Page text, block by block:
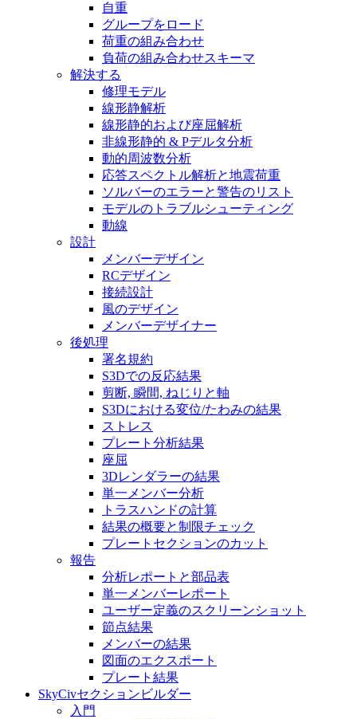
自重
グループをロード
荷重の組み合わせ
負荷の組み合わせスキーマ
解決する
修理モデル
線形静解析
線形静的および座屈解析
非線形静的 & Pデルタ分析
動的周波数分析
応答スペクトル解析と地震荷重
ソルバーのエラーと警告のリスト
モデルのトラブルシューティング
動線
設計
メンバーデザイン
RCデザイン
接続設計
風のデザイン
メンバーデザイナー
後処理
署名規約
S3Dでの反応結果
剪断, 瞬間, ねじりと軸
S3Dにおける変位/たわみの結果
ストレス
プレート分析結果
座屈
3Dレンダラーの結果
単一メンバー分析
トラスハンドの計算
結果の概要と制限チェック
プレートセクションのカット
報告
分析レポートと部品表
単一メンバーレポート
ユーザー定義のスクリーンショット
節点結果
メンバーの結果
図面のエクスポート
プレート結果
SkyCivセクションビルダー
入門